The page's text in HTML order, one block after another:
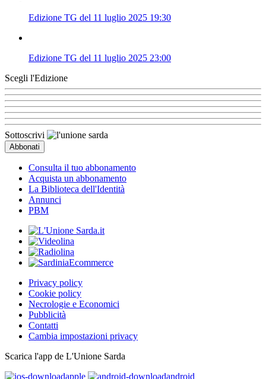
Edizione TG del 11 luglio 2025 19:30
Edizione TG del 11 luglio 2025 23:00
Scegli l'Edizione
Sottoscrivi
Consulta il tuo abbonamento
Acquista un abbonamento
La Biblioteca dell'Identità
Annunci
PBM
Privacy policy
Cookie policy
Necrologie e Economici
Pubblicità
Contatti
Cambia impostazioni privacy
Scarica l'app de L'Unione Sarda
apple
android